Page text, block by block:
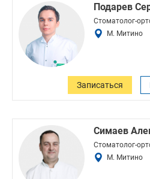
Подарев
Стоматолог-
М. Митино
Записаться
Симаев
Стоматолог-
М. Митино